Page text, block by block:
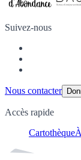
Suivez-nous
Nous contacter
Accès rapide
Cartothèque